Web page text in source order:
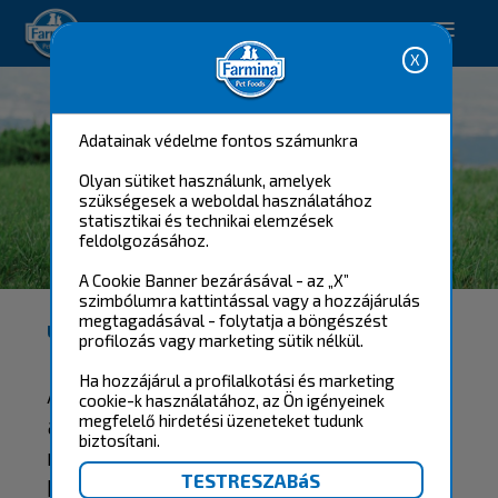
Adatainak védelme fontos számunkra
Olyan sütiket használunk, amelyek
szükségesek a weboldal használatához
statisztikai és technikai elemzések
feldolgozásához.
A Cookie Banner bezárásával - az „X”
szimbólumra kattintással vagy a hozzájárulás
megtagadásával - folytatja a böngészést
profilozás vagy marketing sütik nélkül.
Ha hozzájárul a profilalkotási és marketing
cookie-k használatához, az Ön igényeinek
megfelelő hirdetési üzeneteket tudunk
biztosítani.
Happy pet. Happy you.
FARMINA MENHELY CLUB
ÜDVÖZLÜNK A FARMINA MENHELY KLUBBAN!
A Farminánál hiszünk abban, hogy
az egészséges táplálkozás az első
naptól kezdve kulcsfontosságú a
háziállatok általános jóllétéhez.